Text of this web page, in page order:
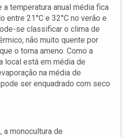
a temperatura anual média fica
entre 21°C e 32°C no verão e
se classificar o clima de
não muito quente por
o torna ameno. Como a
local está em média de
na média de
ser enquadrado com seco
a monocultura de